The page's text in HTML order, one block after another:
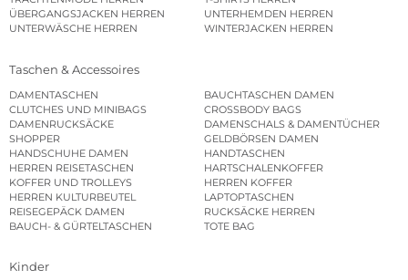
ÜBERGANGSJACKEN HERREN
UNTERHEMDEN HERREN
UNTERWÄSCHE HERREN
WINTERJACKEN HERREN
Taschen & Accessoires
DAMENTASCHEN
BAUCHTASCHEN DAMEN
CLUTCHES UND MINIBAGS
CROSSBODY BAGS
DAMENRUCKSÄCKE
DAMENSCHALS & DAMENTÜCHER
SHOPPER
GELDBÖRSEN DAMEN
HANDSCHUHE DAMEN
HANDTASCHEN
HERREN REISETASCHEN
HARTSCHALENKOFFER
KOFFER UND TROLLEYS
HERREN KOFFER
HERREN KULTURBEUTEL
LAPTOPTASCHEN
REISEGEPÄCK DAMEN
RUCKSÄCKE HERREN
BAUCH- & GÜRTELTASCHEN
TOTE BAG
Kinder